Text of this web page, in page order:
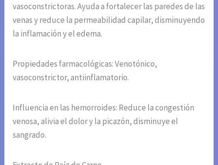
vasoconstrictoras. Ayuda a fortalecer las paredes de las
venas y reduce la permeabilidad capilar, disminuyendo
la inflamación y el edema.
Propiedades farmacológicas: Venotónico,
vasoconstrictor, antiinflamatorio.
Influencia en las hemorroides: Reduce la congestión
venosa, alivia el dolor y la picazón, disminuye el
sangrado.